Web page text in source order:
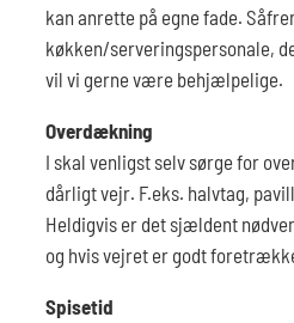
kan anrette på egne fade.
køkken/serveringspersonale,
vil vi gerne være behjælpelige.
Overdækning
I skal venligst selv sørge for
dårligt vejr. F.eks. halvtag,
Heldigvis er det sjældent
og hvis vejret er godt
Spisetid